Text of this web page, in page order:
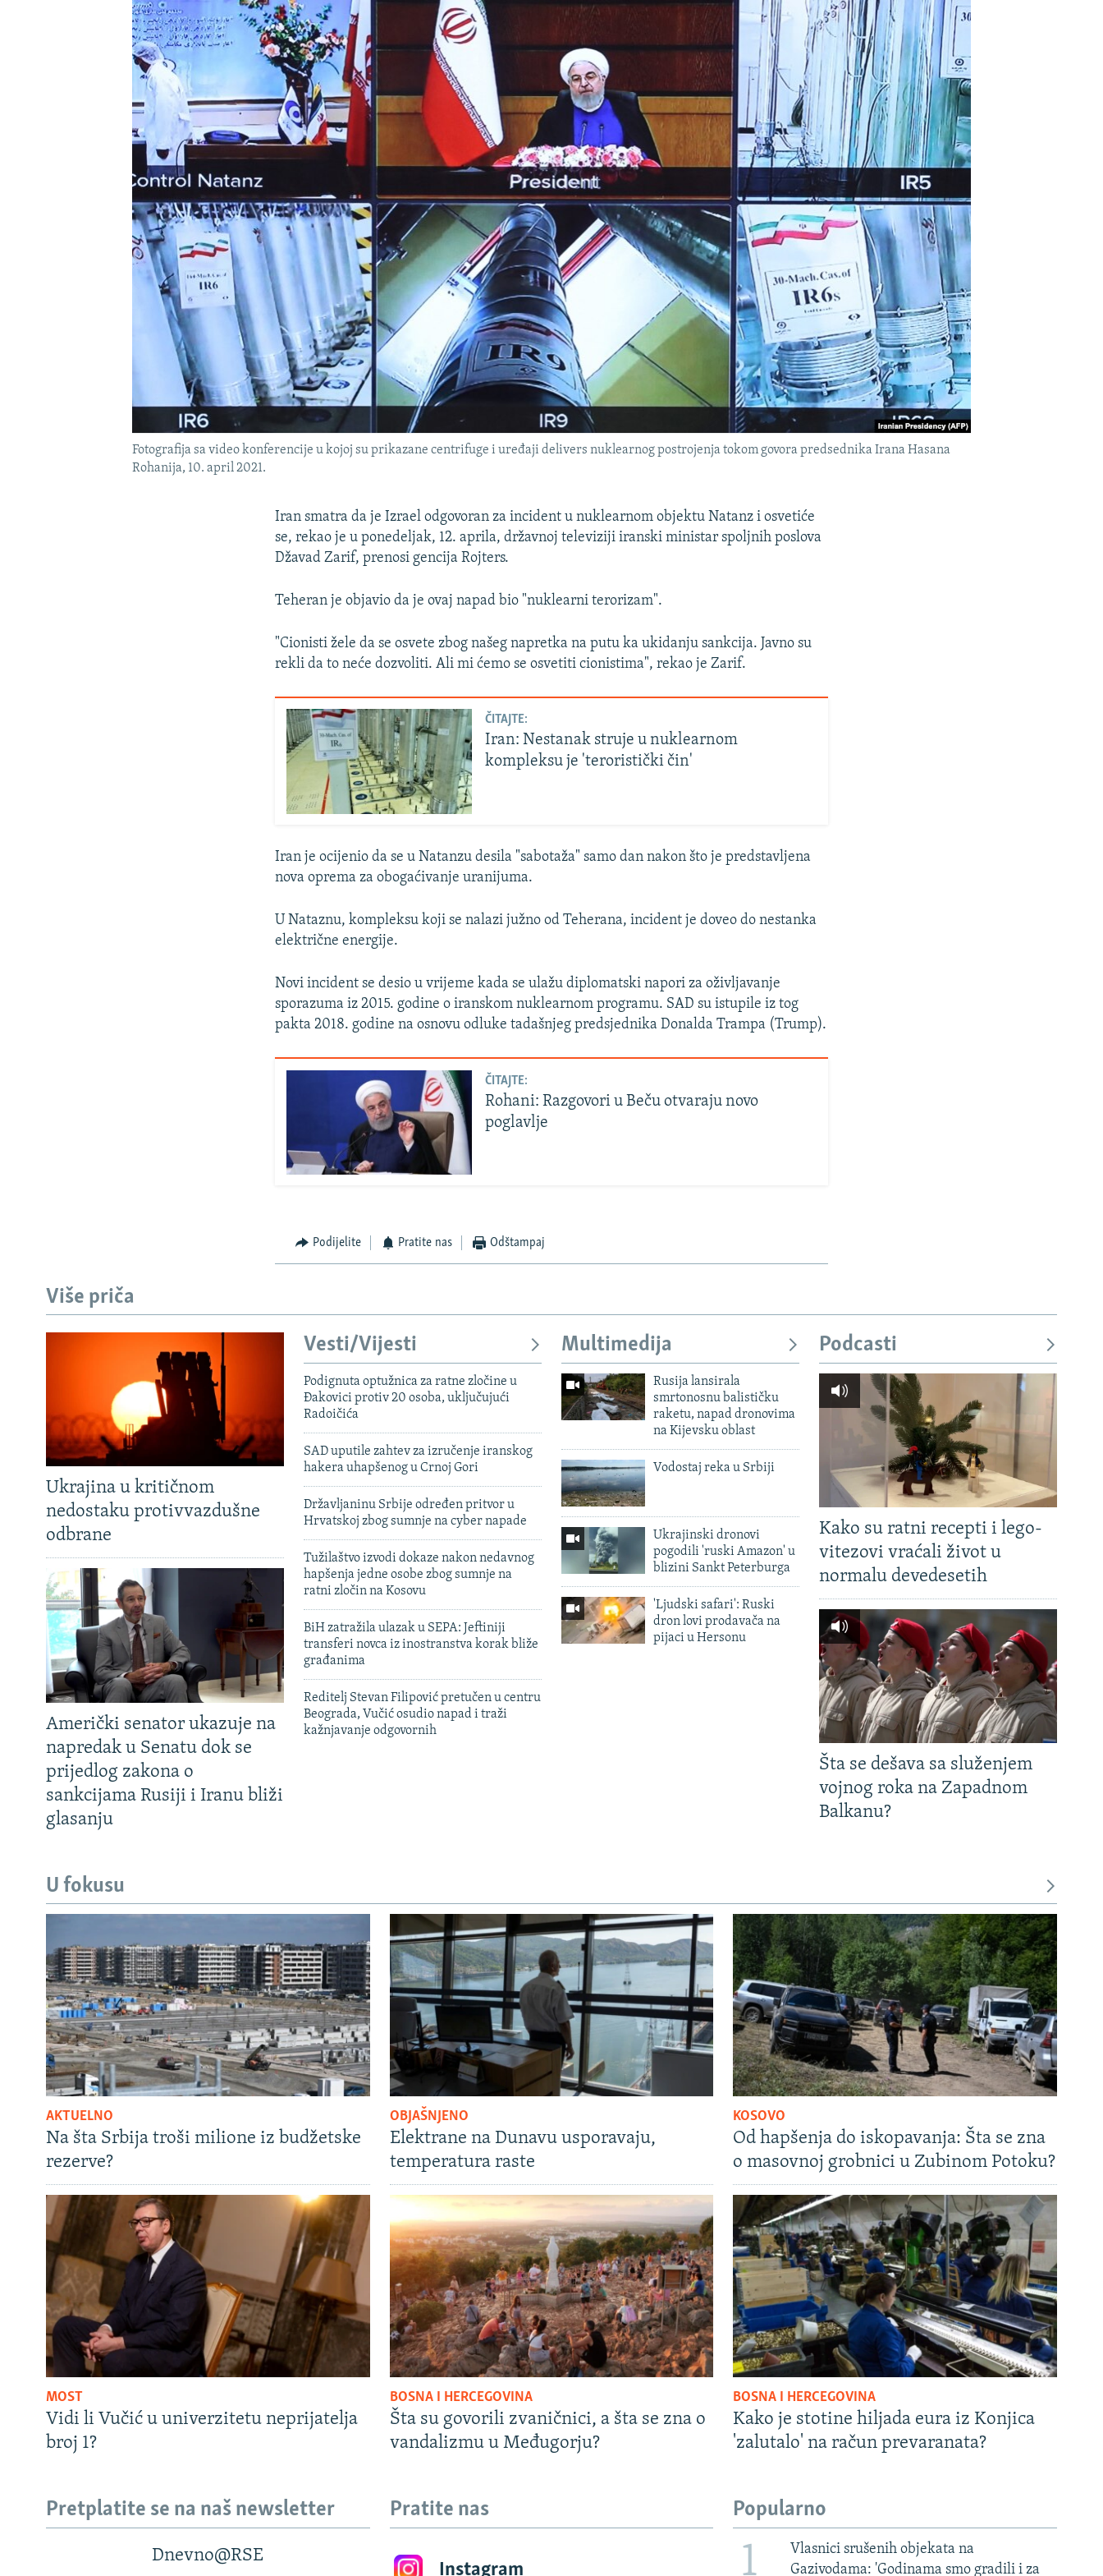
POPLAVE I KLIZIŠTA U BIH 2024.
TRI DECENIJE OD RATA U BIH
NASTANAK I RASPAD JUGOSLAVIJE
Fotografija sa video konferencije u kojoj su prikazane centrifuge i uređaji delivers nuklearnog postrojenja tokom govora predsednika Irana Hasana
Rohanija, 10. april 2021.
Iran smatra da je Izrael odgovoran za incident u nuklearnom objektu Natanz i osvetiće
se, rekao je u ponedeljak, 12. aprila, državnoj televiziji iranski ministar spoljnih poslova
Džavad Zarif, prenosi gencija Rojters.
Teheran je objavio da je ovaj napad bio "nuklearni terorizam".
"Cionisti žele da se osvete zbog našeg napretka na putu ka ukidanju sankcija. Javno su
rekli da to neće dozvoliti. Ali mi ćemo se osvetiti cionistima", rekao je Zarif.
ČITAJTE:
Iran: Nestanak struje u nuklearnom
kompleksu je 'teroristički čin'
Iran je ocijenio da se u Natanzu desila "sabotaža" samo dan nakon što je predstavljena
nova oprema za obogaćivanje uranijuma.
U Nataznu, kompleksu koji se nalazi južno od Teherana, incident je doveo do nestanka
električne energije.
Novi incident se desio u vrijeme kada se ulažu diplomatski napori za oživljavanje
sporazuma iz 2015. godine o iranskom nuklearnom programu. SAD su istupile iz tog
pakta 2018. godine na osnovu odluke tadašnjeg predsjednika Donalda Trampa (Trump).
ČITAJTE:
Rohani: Razgovori u Beču otvaraju novo
poglavlje
Podijelite Pratite nas Odštampaj
Više priča
Ukrajina u kritičnom
nedostaku protivvazdušne
odbrane
Američki senator ukazuje na
napredak u Senatu dok se
prijedlog zakona o
sankcijama Rusiji i Iranu bliži
glasanju
Vesti/Vijesti
Podignuta optužnica za ratne zločine u
Đakovici protiv 20 osoba, uključujući
Radoičića
SAD uputile zahtev za izručenje iranskog
hakera uhapšenog u Crnoj Gori
Državljaninu Srbije određen pritvor u
Hrvatskoj zbog sumnje na cyber napade
Tužilaštvo izvodi dokaze nakon nedavnog
hapšenja jedne osobe zbog sumnje na
ratni zločin na Kosovu
BiH zatražila ulazak u SEPA: Jeftiniji
transferi novca iz inostranstva korak bliže
građanima
Reditelj Stevan Filipović pretučen u centru
Beograda, Vučić osudio napad i traži
kažnjavanje odgovornih
Multimedija
Rusija lansirala
smrtonosnu balističku
raketu, napad dronovima
na Kijevsku oblast
Vodostaj reka u Srbiji
Ukrajinski dronovi
pogodili 'ruski Amazon' u
blizini Sankt Peterburga
'Ljudski safari': Ruski
dron lovi prodavača na
pijaci u Hersonu
Podcasti
Kako su ratni recepti i lego-
vitezovi vraćali život u
normalu devedesetih
Šta se dešava sa služenjem
vojnog roka na Zapadnom
Balkanu?
U fokusu
AKTUELNO
Na šta Srbija troši milione iz budžetske
rezerve?
OBJAŠNJENO
Elektrane na Dunavu usporavaju,
temperatura raste
KOSOVO
Od hapšenja do iskopavanja: Šta se zna
o masovnoj grobnici u Zubinom Potoku?
MOST
Vidi li Vučić u univerzitetu neprijatelja
broj 1?
BOSNA I HERCEGOVINA
Šta su govorili zvaničnici, a šta se zna o
vandalizmu u Međugorju?
BOSNA I HERCEGOVINA
Kako je stotine hiljada eura iz Konjica
'zalutalo' na račun prevaranata?
Pretplatite se na naš newsletter
Dnevno@RSE
Pratite nas
Instagram
Popularno
1
Vlasnici srušenih objekata na
Gazivodama: 'Godinama smo gradili i za